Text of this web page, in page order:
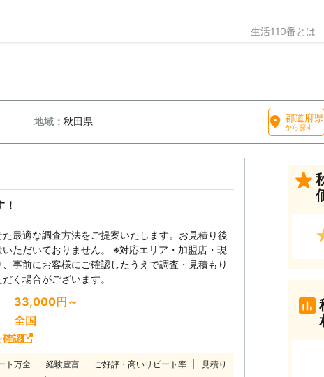
生活110番とは
地域：秋田県 都道府県
から探す
最適な調査方法をご提案いたします。お見積り後
ただいておりません。 ※対応エリア・加盟店・現
事前にお客様にご確認したうえで調査・見積もり
く場合がございます。
33,000円～
全国
確認
ト万全 経験豊富 ご好評・高いリピート率
見積り